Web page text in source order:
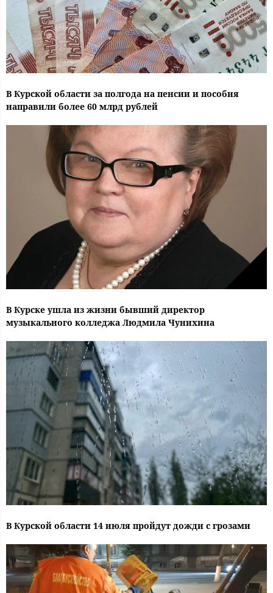
В Курской области за полгода на пенсии и пособия
направили более 60 млрд рублей
В Курске ушла из жизни бывший директор
музыкального колледжа Людмила Чунихина
В Курской области 14 июля пройдут дожди с грозами